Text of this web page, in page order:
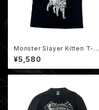
Monster Slayer Kitten T-sh
irt / モンスタースレイヤー子猫
¥5,580